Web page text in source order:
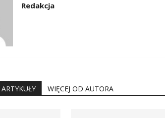
Redakcja
WIĘCEJ OD AUTORA